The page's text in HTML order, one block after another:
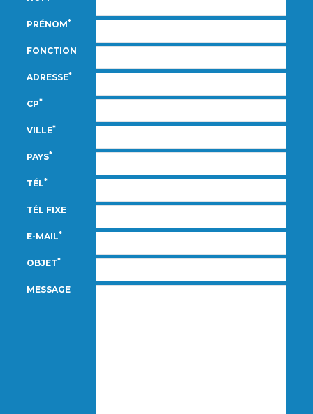
PRÉNOM*
FONCTION
ADRESSE*
CP*
VILLE*
PAYS*
TÉL*
TÉL FIXE
E-MAIL*
OBJET*
MESSAGE